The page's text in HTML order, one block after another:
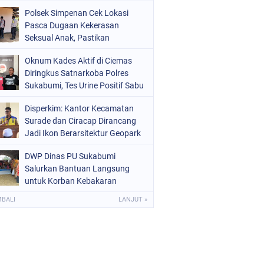
Polsek Simpenan Cek Lokasi
Pasca Dugaan Kekerasan
Seksual Anak, Pastikan
Oknum Kades Aktif di Ciemas
Diringkus Satnarkoba Polres
Sukabumi, Tes Urine Positif Sabu
Disperkim: Kantor Kecamatan
Surade dan Ciracap Dirancang
Jadi Ikon Berarsitektur Geopark
DWP Dinas PU Sukabumi
Salurkan Bantuan Langsung
untuk Korban Kebakaran
LANJUT »